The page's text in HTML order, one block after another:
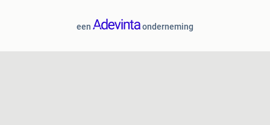
een onderneming